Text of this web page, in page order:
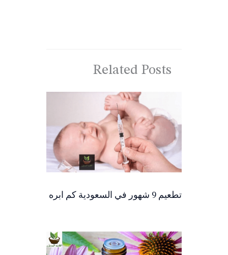
Related Posts
تطعيم 9 شهور في السعودية كم ابره